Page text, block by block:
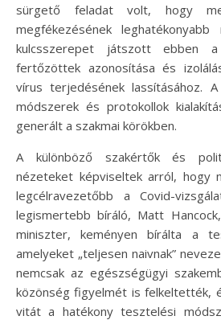
sürgető feladat volt, hogy
megfékezésének
kulcsszerepet játszott ebben
fertőzöttek azonosítása és
vírus terjedésének lassításához.
módszerek és protokollok
generált a szakmai körökben.
A különböző szakértők és
nézeteket képviseltek arról, hogy
legcélravezetőbb a Covid-
legismertebb bíráló, Matt
miniszter, keményen bírálta a
amelyeket „teljesen naivnak”
nemcsak az egészségügyi
közönség figyelmét is felkeltették,
vitát a hatékony tesztelési